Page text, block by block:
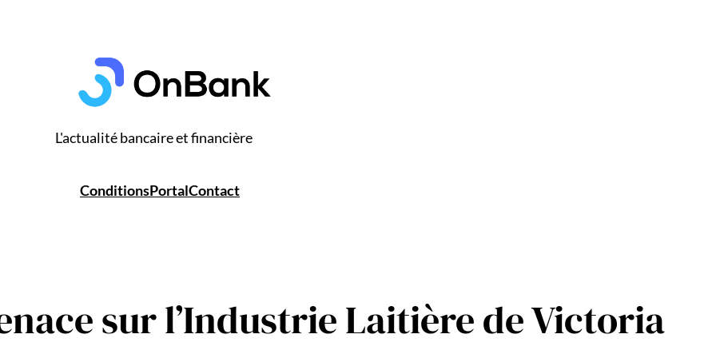
L'actualité bancaire et financière
ConditionsPortalContact
sur l’Industrie Laitière de Victoria